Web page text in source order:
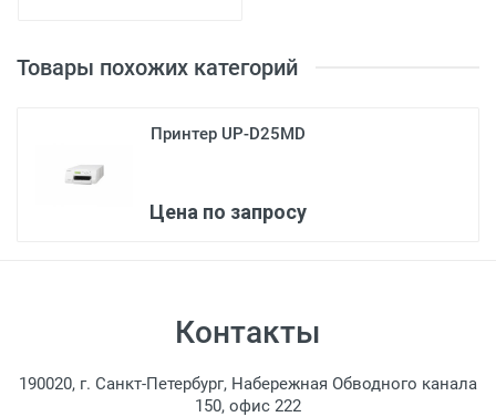
Товары похожих категорий
Принтер UP-D25MD
Цена по запросу
Контакты
190020, г. Санкт-Петербург, Набережная Обводного канала
150, офис 222